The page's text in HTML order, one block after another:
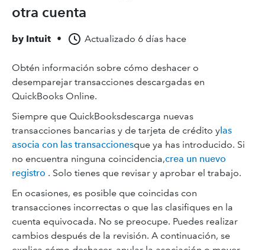
otra cuenta
by Intuit • Actualizado 6 días hace
Obtén información sobre cómo deshacer o
desemparejar transacciones descargadas en
QuickBooks Online.
Siempre que QuickBooksdescarga nuevas
transacciones bancarias y de tarjeta de crédito ylas
asocia con las transaccionesque ya has introducido. Si
no encuentra ninguna coincidencia,crea un nuevo
registro . Solo tienes que revisar y aprobar el trabajo.
En ocasiones, es posible que coincidas con
transacciones incorrectas o que las clasifiques en la
cuenta equivocada. No se preocupe. Puedes realizar
cambios después de la revisión. A continuación, se